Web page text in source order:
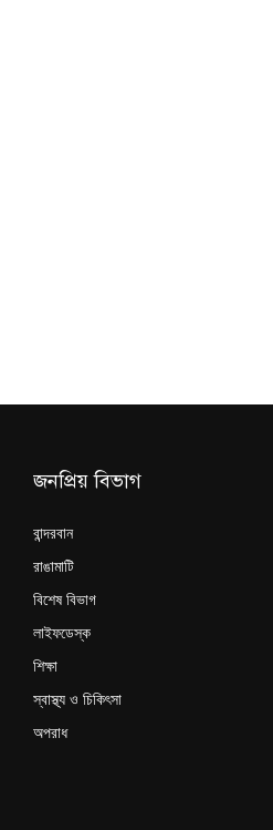
জনপ্রিয় বিভাগ
বান্দরবান
রাঙামাটি
বিশেষ বিভাগ
লাইফডেস্ক
শিক্ষা
স্বাস্থ্য ও চিকিৎসা
অপরাধ